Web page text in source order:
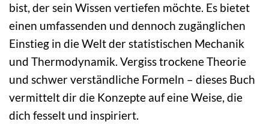
bist, der sein Wissen vertiefen möchte. Es bietet
einen umfassenden und dennoch zugänglichen
Einstieg in die Welt der statistischen Mechanik
und Thermodynamik. Vergiss trockene Theorie
und schwer verständliche Formeln – dieses Buch
vermittelt dir die Konzepte auf eine Weise, die
dich fesselt und inspiriert.